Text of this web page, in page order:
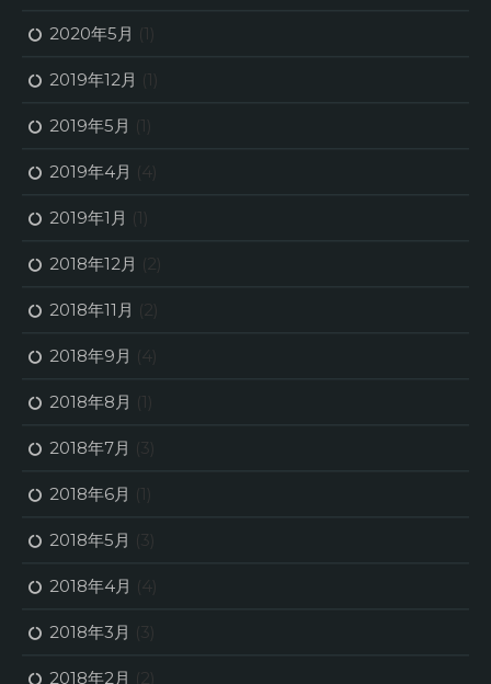
2020年5月 (1)
2019年12月 (1)
2019年5月 (1)
2019年4月 (4)
2019年1月 (1)
2018年12月 (2)
2018年11月 (2)
2018年9月 (4)
2018年8月 (1)
2018年7月 (3)
2018年6月 (1)
2018年5月 (3)
2018年4月 (4)
2018年3月 (3)
2018年2月 (2)